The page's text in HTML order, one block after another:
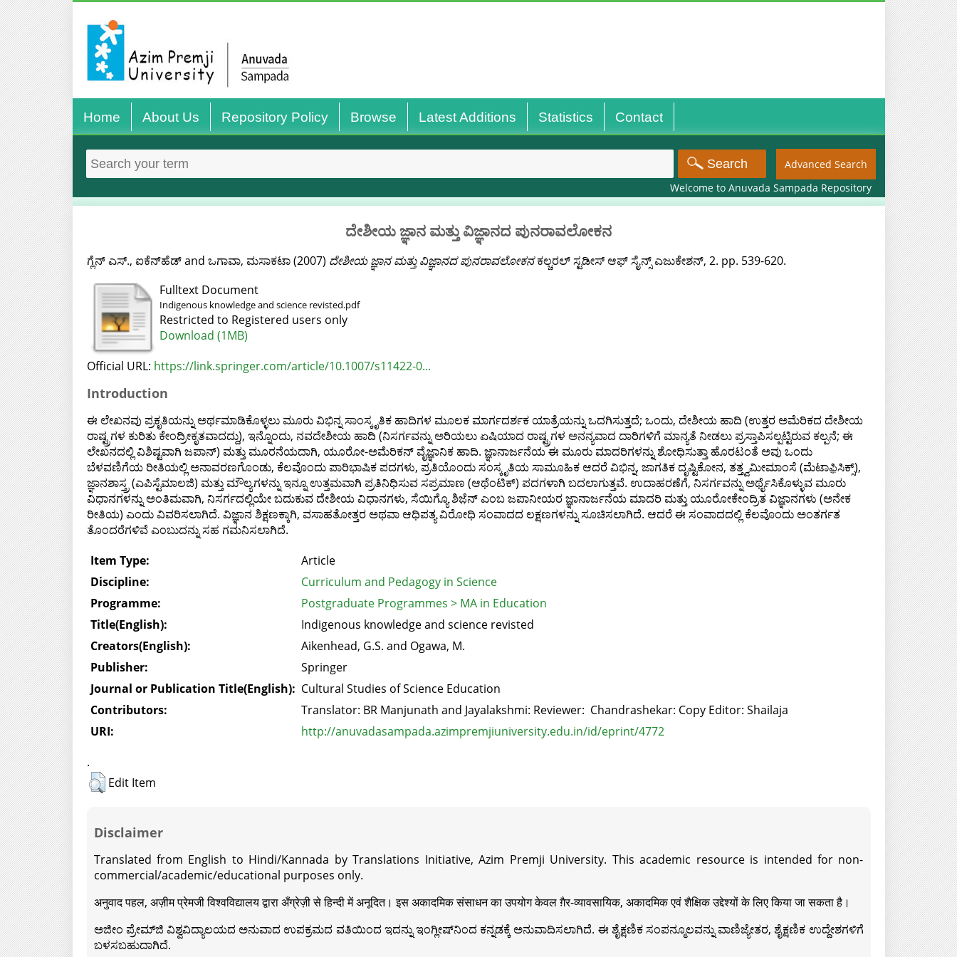
Home About Us Repository Policy Browse Latest Additions Statistics Contact
Advanced Search
Welcome to Anuvada Sampada Repository
ದೇಶೀಯ ಜ್ಞಾನ ಮತ್ತು ವಿಜ್ಞಾನದ ಪುನರಾವಲೋಕನ
ಗ್ಲೆನ್ ಎಸ್., ಐಕೆನ್‌ಹೆಡ್and ಒಗಾವಾ, ಮಸಾಕಟಾ(2007) ದೇಶೀಯ ಜ್ಞಾನ ಮತ್ತು ವಿಜ್ಞಾನದ ಪುನರಾವಲೋಕನಕಲ್ಚರಲ್ ಸ್ಟಡೀಸ್ ಆಫ್ ಸೈನ್ಸ್ ಎಜುಕೇಶನ್, 2. pp. 539-620.
Fulltext Document
Indigenous knowledge and science revisted.pdf
Restricted to Registered users only
Download (1MB)
Official URL: https://link.springer.com/article/10.1007/s11422-0...
Introduction
ಈ ಲೇಖನವು ಪ್ರಕೃತಿಯನ್ನು ಅರ್ಥಮಾಡಿಕೊಳ್ಳಲು ಮೂರು ವಿಭಿನ್ನ ಸಾಂಸ್ಕೃತಿಕ ಹಾದಿಗಳ ಮೂಲಕ ಮಾರ್ಗದರ್ಶಕ ಯಾತ್ರೆಯನ್ನು ಒದಗಿಸುತ್ತದೆ; ಒಂದು, ದೇಶೀಯ ಹಾದಿ (ಉತ್ತರ ಅಮೆರಿಕದ ದೇಶೀಯ
ರಾಷ್ಟ್ರಗಳ ಕುರಿತು ಕೇಂದ್ರೀಕೃತವಾದದ್ದು), ಇನ್ನೊಂದು, ನವದೇಶೀಯ ಹಾದಿ (ನಿಸರ್ಗವನ್ನು ಅರಿಯಲು ಏಷಿಯಾದ ರಾಷ್ಟ್ರಗಳ ಅನನ್ಯವಾದ ದಾರಿಗಳಿಗೆ ಮಾನ್ಯತೆ ನೀಡಲು ಪ್ರಸ್ತಾಪಿಸಲ್ಪಟ್ಟಿರುವ ಕಲ್ಪನೆ; ಈ
ಲೇಖನದಲ್ಲಿ ವಿಶಿಷ್ಟವಾಗಿ ಜಪಾನ್) ಮತ್ತು ಮೂರನೆಯದಾಗಿ, ಯೂರೋ-ಅಮೆರಿಕನ್ ವೈಜ್ಞಾನಿಕ ಹಾದಿ. ಜ್ಞಾನಾರ್ಜನೆಯ ಈ ಮೂರು ಮಾದರಿಗಳನ್ನು ಶೋಧಿಸುತ್ತಾ ಹೊರಟಂತೆ ಅವು ಒಂದು
ಬೆಳವಣಿಗೆಯ ರೀತಿಯಲ್ಲಿ ಅನಾವರಣಗೊಂಡು, ಕೆಲವೊಂದು ಪಾರಿಭಾಷಿಕ ಪದಗಳು, ಪ್ರತಿಯೊಂದು ಸಂಸ್ಕೃತಿಯ ಸಾಮೂಹಿಕ ಆದರೆ ವಿಭಿನ್ನ, ಜಾಗತಿಕ ದೃಷ್ಟಿಕೋನ, ತತ್ತ್ವಮೀಮಾಂಸೆ (ಮೆಟಾಫಿ಼ಸಿಕ್ಸ್),
ಜ್ಞಾನಶಾಸ್ತ್ರ (ಎಪಿಸ್ಟೆಮಾಲಜಿ) ಮತ್ತು ಮೌಲ್ಯಗಳನ್ನು ಇನ್ನೂ ಉತ್ತಮವಾಗಿ ಪ್ರತಿನಿಧಿಸುವ ಸಪ್ರಮಾಣ (ಆಥೆಂಟಿಕ್) ಪದಗಳಾಗಿ ಬದಲಾಗುತ್ತವೆ. ಉದಾಹರಣೆಗೆ, ನಿಸರ್ಗವನ್ನು ಅರ್ಥೈಸಿಕೊಳ್ಳುವ ಮೂರು
ವಿಧಾನಗಳನ್ನು ಅಂತಿಮವಾಗಿ, ನಿಸರ್ಗದಲ್ಲಿಯೇ ಬದುಕುವ ದೇಶೀಯ ವಿಧಾನಗಳು, ಸೆಯಿಗ್ಯೊ ಶಿಜೆ಼ನ್‌ ಎಂಬ ಜಪಾನೀಯರ ಜ್ಞಾನಾರ್ಜನೆಯ ಮಾದರಿ ಮತ್ತು ಯೂರೋಕೇಂದ್ರಿತ ವಿಜ್ಞಾನಗಳು (ಅನೇಕ
ರೀತಿಯ) ಎಂದು ವಿವರಿಸಲಾಗಿದೆ. ವಿಜ್ಞಾನ ಶಿಕ್ಷಣಕ್ಕಾಗಿ, ವಸಾಹತೋತ್ತರ ಅಥವಾ ಆಧಿಪತ್ಯ ವಿರೋಧಿ ಸಂವಾದದ ಲಕ್ಷಣಗಳನ್ನು ಸೂಚಿಸಲಾಗಿದೆ. ಆದರೆ ಈ ಸಂವಾದದಲ್ಲಿ ಕೆಲವೊಂದು ಅಂತರ್ಗತ
ತೊಂದರೆಗಳಿವೆ ಎಂಬುದನ್ನು ಸಹ ಗಮನಿಸಲಾಗಿದೆ.
Item Type:
Article
Discipline:
Curriculum and Pedagogy in Science
Programme:
Postgraduate Programmes > MA in Education
Title(English):
Indigenous knowledge and science revisted
Creators(English):
Aikenhead, G.S. and Ogawa, M.
Publisher:
Springer
Journal or Publication Title(English): Cultural Studies of Science Education
Contributors:
Translator: BR Manjunath and Jayalakshmi: Reviewer: Chandrashekar: Copy Editor: Shailaja
URI:
http://anuvadasampada.azimpremjiuniversity.edu.in/id/eprint/4772
.
Edit Item
Disclaimer
Translated from English to Hindi/Kannada by Translations Initiative, Azim Premji University. This academic resource is intended for non-
commercial/academic/educational purposes only.
अनुवाद पहल, अज़ीम प्रेमजी विश्वविद्यालय द्वारा अँग्रेज़ी से हिन्दी में अनूदित। इस अकादमिक संसाधन का उपयोग केवल ग़ैर-व्यावसायिक, अकादमिक एवं शैक्षिक उद्देश्यों के लिए किया जा सकता है।
ಅಜೀಂ ಪ್ರೇಮ್‍ಜಿ ವಿಶ್ವವಿದ್ಯಾಲಯದ ಅನುವಾದ ಉಪಕ್ರಮದ ವತಿಯಿಂದ ಇದನ್ನು ಇಂಗ್ಲೀಷ್‍ನಿಂದ ಕನ್ನಡಕ್ಕೆ ಅನುವಾದಿಸಲಾಗಿದೆ. ಈ ಶೈಕ್ಷಣಿಕ ಸಂಪನ್ಮೂಲವನ್ನು ವಾಣಿಜ್ಯೇತರ, ಶೈಕ್ಷಣಿಕ ಉದ್ದೇಶಗಳಿಗೆ
ಬಳಸಬಹುದಾಗಿದೆ.